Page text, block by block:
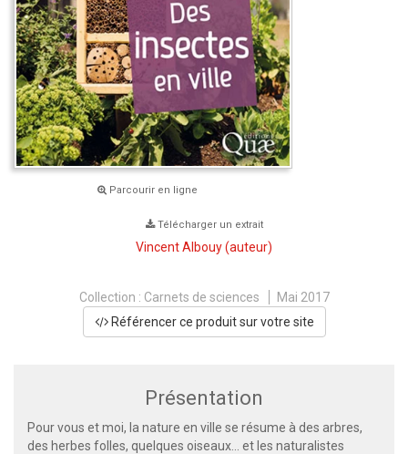
Parcourir en ligne
Télécharger un extrait
Vincent Albouy(auteur)
Collection : Carnets de sciences
Mai 2017
Référencer ce produit sur votre site
Présentation
Pour vous et moi, la nature en ville se résume à des arbres,
des herbes folles, quelques oiseaux... et les naturalistes